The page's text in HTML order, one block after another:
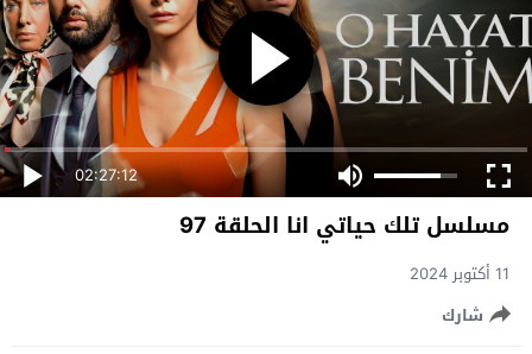
02:27:12
مسلسل تلك حياتي انا الحلقة 97
11 أكتوبر 2024
شارك